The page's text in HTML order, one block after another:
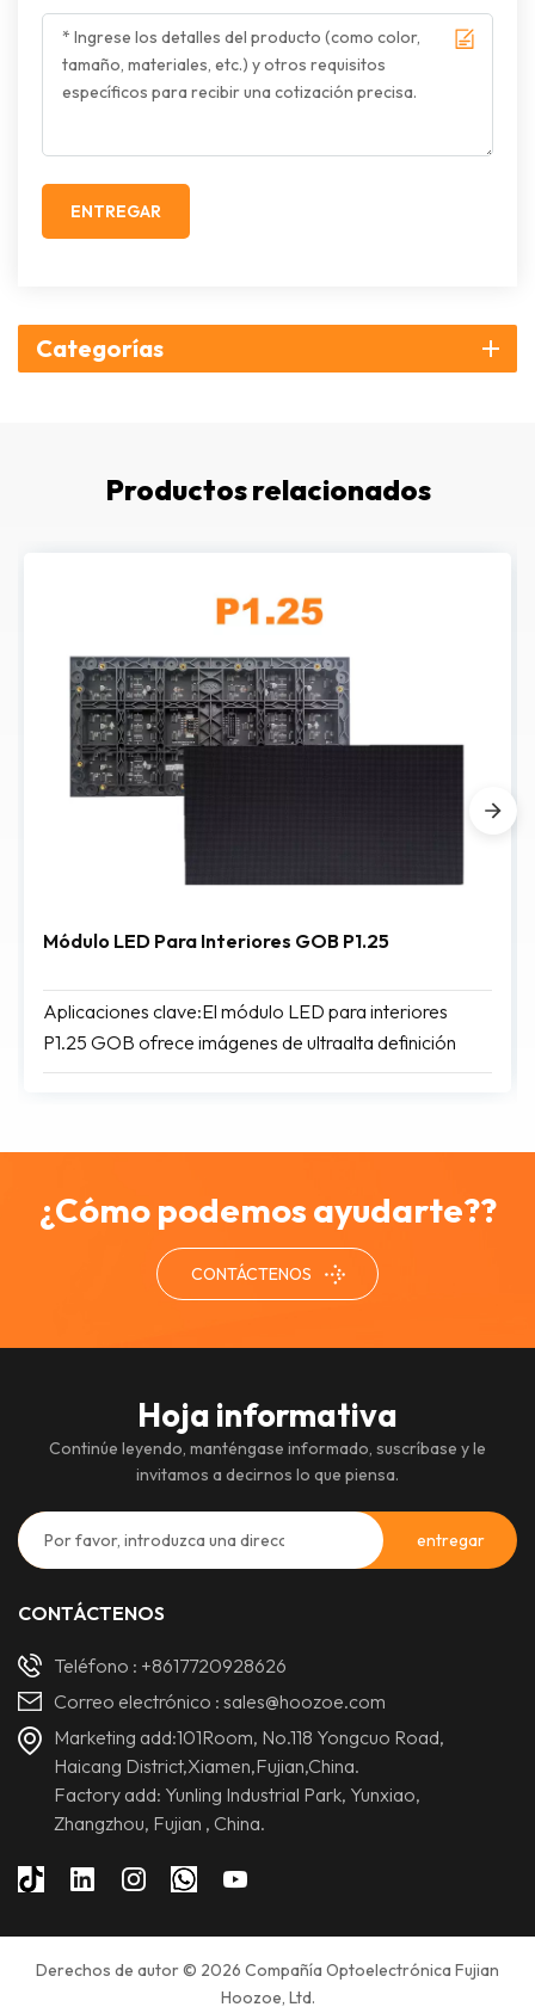
ENTREGAR
Categorías
Productos relacionados
Módulo LED Para Interiores GOB P1.25
Aplicaciones clave:El módulo LED para interiores
P1.25 GOB ofrece imágenes de ultraalta definición
para una visualización cercana. Es ideal para
espacios comerciales y de exhibición de alta gama.
¿Cómo podemos ayudarte??
CONTÁCTENOS
Hoja informativa
Continúe leyendo, manténgase informado, suscríbase y le
invitamos a decirnos lo que piensa.
CONTÁCTENOS
Teléfono : +8617720928626
Correo electrónico :sales@hoozoe.com
Marketing add:101Room, No.118 Yongcuo Road,
Haicang District,Xiamen,Fujian,China.
Factory add: Yunling Industrial Park, Yunxiao,
Zhangzhou, Fujian , China.
Derechos de autor © 2026 Compañía Optoelectrónica Fujian
Hoozoe, Ltd.